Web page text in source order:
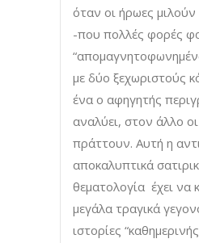
όταν οι ήρωες
-που πολλές φορές
με δύο ξεχωριστούς
ένα ο αφηγητής
αναλύει, στον άλλο
πράττουν. Αυτή η
αποκαλυπτικά
θεματολογία έχει να
μεγάλα τραγικά
ιστορίες